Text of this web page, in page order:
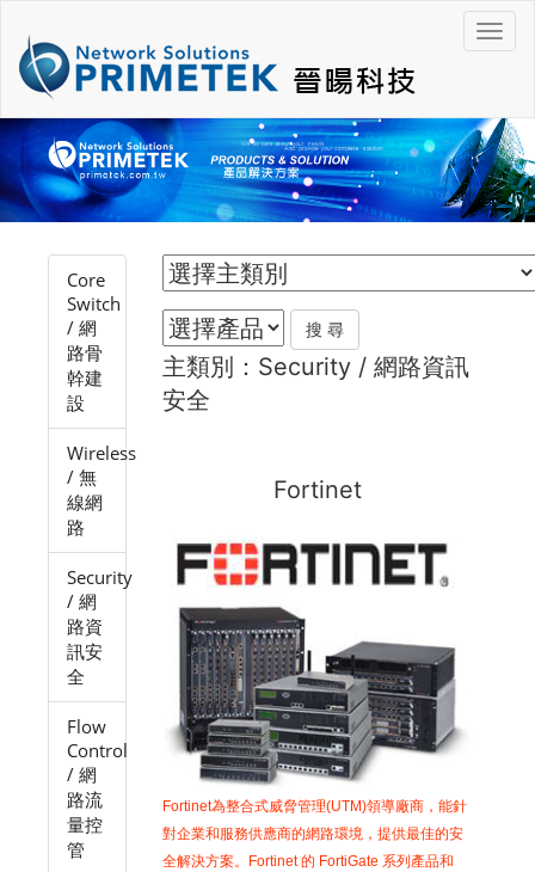
Core
Switch
/ 網
路骨
幹建
設
Wireless
/ 無
線網
路
Security
/ 網
路資
訊安
全
Flow
Control
/ 網
路流
量控
管
主類別：Security / 網路資訊
安全
Fortinet
Fortinet為整合式威脅管理(UTM)領導廠商，能針
對企業和服務供應商的網路環境，提供最佳的安
全解決方案。Fortinet 的 FortiGate 系列產品和